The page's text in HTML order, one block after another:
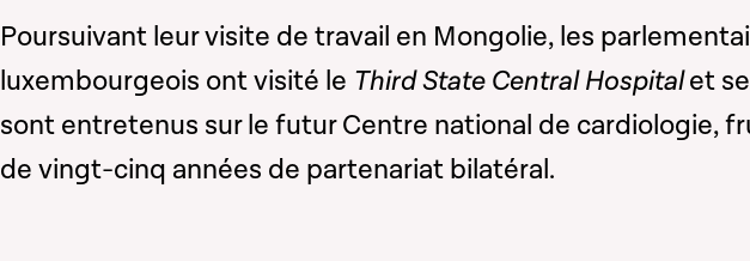
Poursuivant leur visite de travail en Mongolie, les
luxembourgeois ont visité le Third State Central Hospitalet se
sont entretenus sur le futur Centre national de cardiologie,
de vingt-cinq années de partenariat bilatéral.